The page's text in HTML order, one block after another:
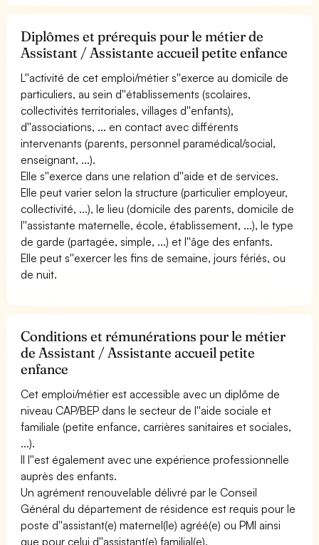
Diplômes et prérequis pour le métier de
Assistant / Assistante accueil petite enfance
L''activité de cet emploi/métier s''exerce au domicile de
particuliers, au sein d''établissements (scolaires,
collectivités territoriales, villages d''enfants),
d''associations, ... en contact avec différents
intervenants (parents, personnel paramédical/social,
enseignant, ...).
Elle s''exerce dans une relation d''aide et de services.
Elle peut varier selon la structure (particulier employeur,
collectivité, ...), le lieu (domicile des parents, domicile de
l''assistante maternelle, école, établissement, ...), le type
de garde (partagée, simple, ...) et l''âge des enfants.
Elle peut s''exercer les fins de semaine, jours fériés, ou
de nuit.
Conditions et rémunérations pour le métier
de Assistant / Assistante accueil petite
enfance
Cet emploi/métier est accessible avec un diplôme de
niveau CAP/BEP dans le secteur de l''aide sociale et
familiale (petite enfance, carrières sanitaires et sociales,
...).
Il l''est également avec une expérience professionnelle
auprès des enfants.
Un agrément renouvelable délivré par le Conseil
Général du département de résidence est requis pour le
poste d''assistant(e) maternel(le) agréé(e) ou PMI ainsi
que pour celui d''assistant(e) familial(e).